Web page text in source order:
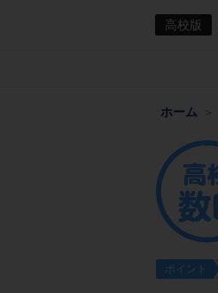
高校版
ホーム
ポイント